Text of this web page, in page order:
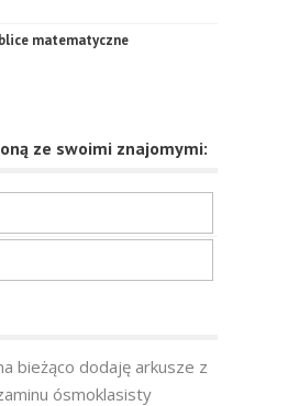
matematyczne
ze swoimi znajomymi:
bieżąco dodaję arkusze z
ósmoklasisty